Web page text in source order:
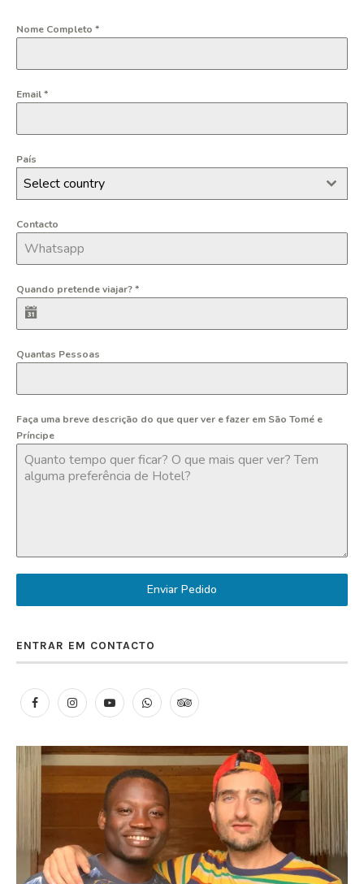
Nome Completo *
Email*
País
Select country
Contacto
Quando pretende viajar?*
Quantas Pessoas
Faça uma breve descrição do que quer ver e fazer em São Tomé e
Príncipe
Enviar Pedido
ENTRAR EM CONTACTO